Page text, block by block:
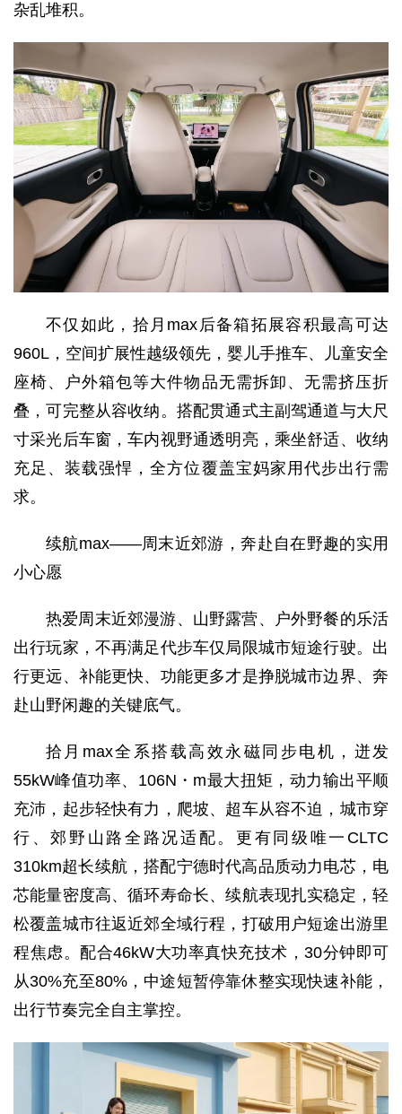
杂乱堆积。
不仅如此，拾月max后备箱拓展容积最高可达
960L，空间扩展性越级领先，婴儿手推车、儿童安全
座椅、户外箱包等大件物品无需拆卸、无需挤压折
叠，可完整从容收纳。搭配贯通式主副驾通道与大尺
寸采光后车窗，车内视野通透明亮，乘坐舒适、收纳
充足、装载强悍，全方位覆盖宝妈家用代步出行需
求。
续航max——周末近郊游，奔赴自在野趣的实用
小心愿
热爱周末近郊漫游、山野露营、户外野餐的乐活
出行玩家，不再满足代步车仅局限城市短途行驶。出
行更远、补能更快、功能更多才是挣脱城市边界、奔
赴山野闲趣的关键底气。
拾月max全系搭载高效永磁同步电机，迸发
55kW峰值功率、106N・m最大扭矩，动力输出平顺
充沛，起步轻快有力，爬坡、超车从容不迫，城市穿
行、郊野山路全路况适配。更有同级唯一CLTC
310km超长续航，搭配宁德时代高品质动力电芯，电
芯能量密度高、循环寿命长、续航表现扎实稳定，轻
松覆盖城市往返近郊全域行程，打破用户短途出游里
程焦虑。配合46kW大功率真快充技术，30分钟即可
从30%充至80%，中途短暂停靠休整实现快速补能，
出行节奏完全自主掌控。